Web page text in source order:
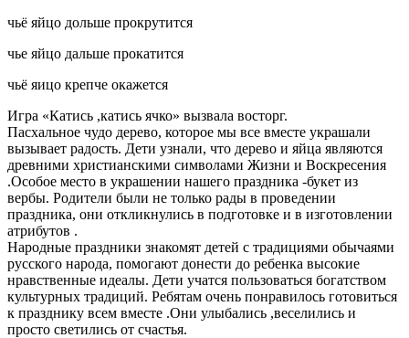
чьё яйцо дольше прокрутится
чье яйцо дальше прокатится
чьё яицо крепче окажется
Игра «Катись ,катись ячко» вызвала восторг.
Пасхальное чудо дерево, которое мы все вместе украшали
вызывает радость. Дети узнали, что дерево и яйца являются
древними христианскими символами Жизни и Воскресения
.Особое место в украшении нашего праздника -букет из
вербы. Родители были не только рады в проведении
праздника, они откликнулись в подготовке и в изготовлении
атрибутов .
Народные праздники знакомят детей с традициями обычаями
русского народа, помогают донести до ребенка высокие
нравственные идеалы. Дети учатся пользоваться богатством
культурных традиций. Ребятам очень понравилось готовиться
к празднику всем вместе .Они улыбались ,веселились и
просто светились от счастья.